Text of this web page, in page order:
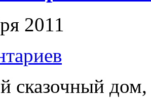
2011
сказочный